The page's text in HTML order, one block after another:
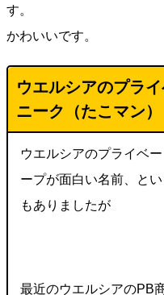
す。
かわいいです。
ウエルシアのプラ
ニーク（たこマン）
ウエルシアのプライベ
ープが面白い名前、と
もありましたが
最近のウエルシアのPB